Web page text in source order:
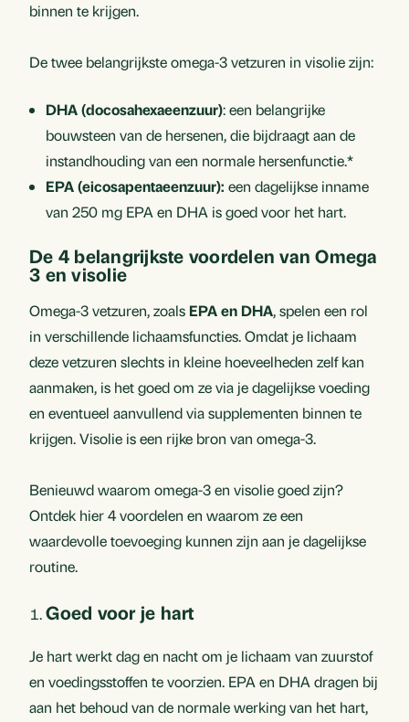
binnen te krijgen.
De twee belangrijkste omega-3 vetzuren in visolie zijn:
DHA (docosahexaeenzuur): een belangrijke
bouwsteen van de hersenen, die bijdraagt aan de
instandhouding van een normale hersenfunctie.*
EPA (eicosapentaeenzuur): een dagelijkse inname
van 250 mg EPA en DHA is goed voor het hart.
De 4 belangrijkste voordelen van Omega
3 en visolie
Omega-3 vetzuren, zoals EPA en DHA, spelen een rol
in verschillende lichaamsfuncties. Omdat je lichaam
deze vetzuren slechts in kleine hoeveelheden zelf kan
aanmaken, is het goed om ze via je dagelijkse voeding
en eventueel aanvullend via supplementen binnen te
krijgen. Visolie is een rijke bron van omega-3.
Benieuwd waarom omega-3 en visolie goed zijn?
Ontdek hier 4 voordelen en waarom ze een
waardevolle toevoeging kunnen zijn aan je dagelijkse
routine.
Goed voor je hart
Je hart werkt dag en nacht om je lichaam van zuurstof
en voedingsstoffen te voorzien. EPA en DHA dragen bij
aan het behoud van de normale werking van het hart,